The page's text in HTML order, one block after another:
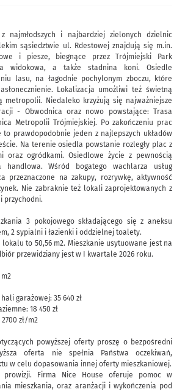
najmłodszych i najbardziej zielonych dzielnic
sąsiedztwie ul. Rdestowej znajdują się m.in.
i piesze, biegnące przez Trójmiejski Park
widokowa, a także stadnina koni. Osiedle
lasu, na łagodnie pochylonym zboczu, które
Lokalizacja umożliwi też świetną
metropolii. Niedaleko krzyżują się najważniejsze
- Obwodnica oraz nowo powstające: Trasa
Metropolii Trójmiejskiej. Po zakończeniu prac
to prawdopodobnie jeden z najlepszych układów
Na terenie osiedla powstanie rozległy plac z
oraz ogródkami. Osiedlowe życie z pewnością
handlowa. Wśród bogatego wachlarza usług
przeznaczone na zakupy, rozrywkę, aktywność
Nie zabraknie też lokali zaprojektowanych z
przychodni.
3 pokojowego składającego się z aneksu
2 sypialni i łazienki i oddzielnej toalety.
to 50,56 m2. Mieszkanie usytuowane jest na
przewidziany jest w I kwartale 2026 roku.
garażowej: 35 640 zł
18 450 zł
zł/m2
powyższej oferty proszę o bezpośredni
oferta nie spełnia Państwa oczekiwań,
w celu dopasowania innej oferty mieszkaniowej.
prowizji. Firma Nice House oferuje pomoc w
mieszkania, oraz aranżacji i wykończenia pod